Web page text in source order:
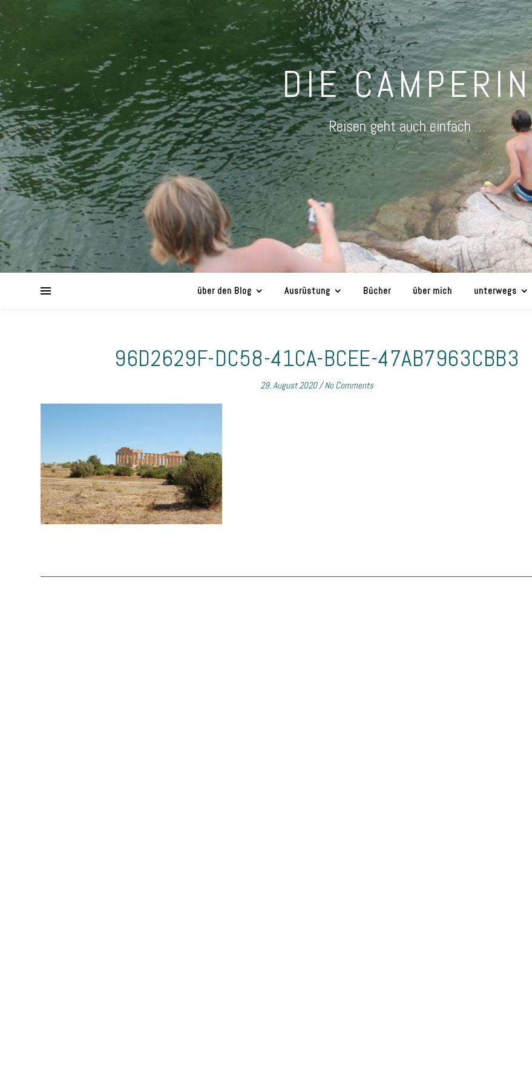
DIE CAMPERIN
Reisen geht auch einfach …
über den Blog Ausrüstung Bücher über mich unterwegs
96D2629F-DC58-41CA-BCEE-47AB7963CBB3
29. August 2020/ No Comments